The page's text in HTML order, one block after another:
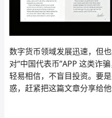
数字货币领域发展迅速，但
对“中国代表币”APP 这类诈
轻易相信，不盲目投资。要
惑，赶紧把这篇文章分享给